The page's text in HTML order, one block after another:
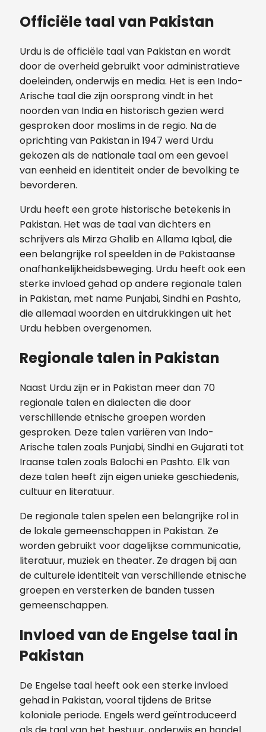
Officiële taal van Pakistan
Urdu is de officiële taal van Pakistan en wordt
door de overheid gebruikt voor administratieve
doeleinden, onderwijs en media. Het is een Indo-
Arische taal die zijn oorsprong vindt in het
noorden van India en historisch gezien werd
gesproken door moslims in de regio. Na de
oprichting van Pakistan in 1947 werd Urdu
gekozen als de nationale taal om een gevoel
van eenheid en identiteit onder de bevolking te
bevorderen.
Urdu heeft een grote historische betekenis in
Pakistan. Het was de taal van dichters en
schrijvers als Mirza Ghalib en Allama Iqbal, die
een belangrijke rol speelden in de Pakistaanse
onafhankelijkheidsbeweging. Urdu heeft ook een
sterke invloed gehad op andere regionale talen
in Pakistan, met name Punjabi, Sindhi en Pashto,
die allemaal woorden en uitdrukkingen uit het
Urdu hebben overgenomen.
Regionale talen in Pakistan
Naast Urdu zijn er in Pakistan meer dan 70
regionale talen en dialecten die door
verschillende etnische groepen worden
gesproken. Deze talen variëren van Indo-
Arische talen zoals Punjabi, Sindhi en Gujarati tot
Iraanse talen zoals Balochi en Pashto. Elk van
deze talen heeft zijn eigen unieke geschiedenis,
cultuur en literatuur.
De regionale talen spelen een belangrijke rol in
de lokale gemeenschappen in Pakistan. Ze
worden gebruikt voor dagelijkse communicatie,
literatuur, muziek en theater. Ze dragen bij aan
de culturele identiteit van verschillende etnische
groepen en versterken de banden tussen
gemeenschappen.
Invloed van de Engelse taal in
Pakistan
De Engelse taal heeft ook een sterke invloed
gehad in Pakistan, vooral tijdens de Britse
koloniale periode. Engels werd geïntroduceerd